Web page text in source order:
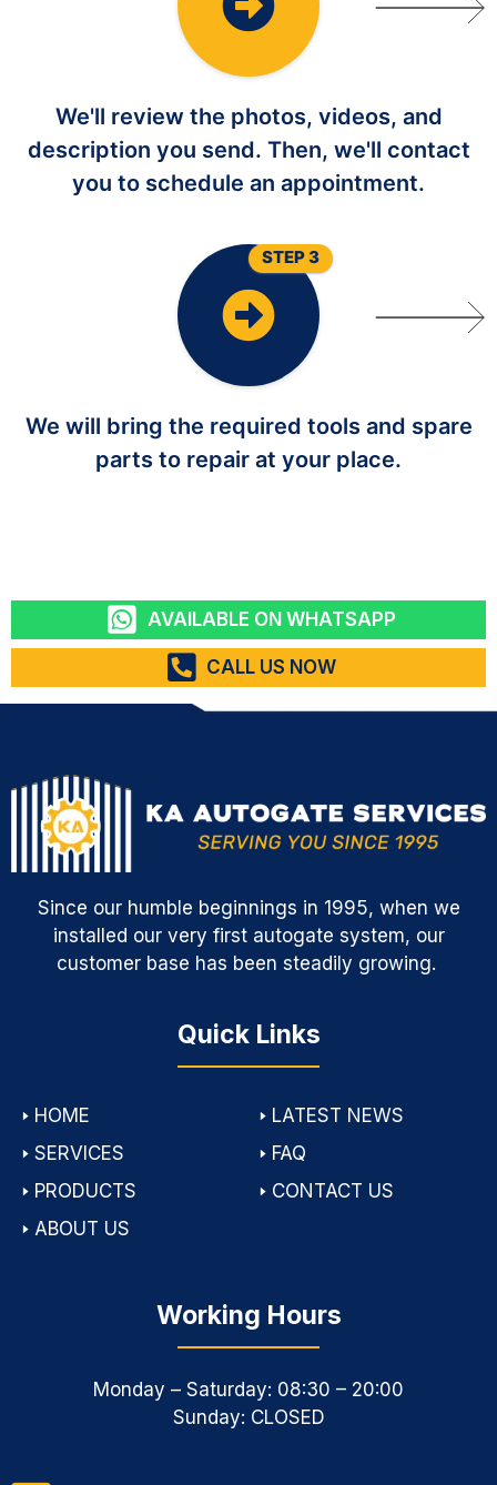
We'll review the photos, videos, and
description you send. Then, we'll contact
you to schedule an appointment.
We will bring the required tools and spare
parts to repair at your place.
STEP 3
AVAILABLE ON WHATSAPP
CALL US NOW
Since our humble beginnings in 1995, when we
installed our very first autogate system, our
customer base has been steadily growing.
Quick Links
🢒 HOME
🢒 SERVICES
🢒 PRODUCTS
🢒 ABOUT US
🢒 LATEST NEWS
🢒 FAQ
🢒 CONTACT US
Working Hours
Monday – Saturday: 08:30 – 20:00
Sunday: CLOSED